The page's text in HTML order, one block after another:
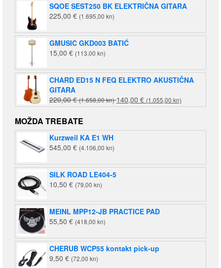
SQOE SEST250 BK ELEKTRIČNA GITARA
225,00 € (1.695,00 kn)
GMUSIC GKD003 BATIĆ
15,00 € (113,00 kn)
CHARD ED15 N FEQ ELEKTRO AKUSTIČNA
GITARA
220,00€ (1.658,00 kn)Izvorna
cijena
je:
140,00 € (1.055,00 kn)
cijena
140,00 €
MOŽDA TREBATE
Kurzweil KA E1 WH
545,00 € (4.106,00 kn)
SILK ROAD LE404-5
10,50 € (79,00 kn)
MEINL MPP12-JB PRACTICE PAD
55,50 € (418,00 kn)
CHERUB WCP55 kontakt pick-up
9,50 € (72,00 kn)